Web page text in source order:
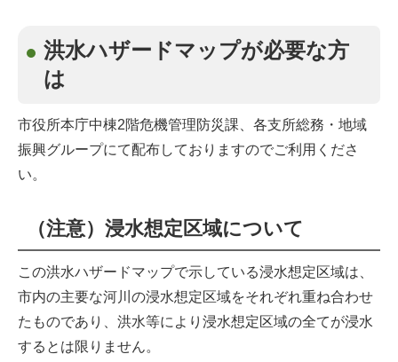
洪水ハザードマップが必要な方
は
市役所本庁中棟2階危機管理防災課、各支所総務・地域
振興グループにて配布しておりますのでご利用くださ
い。
（注意）浸水想定区域について
この洪水ハザードマップで示している浸水想定区域は、
市内の主要な河川の浸水想定区域をそれぞれ重ね合わせ
たものであり、洪水等により浸水想定区域の全てが浸水
するとは限りません。